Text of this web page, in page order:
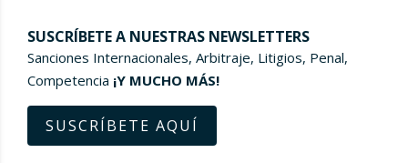
SUSCRÍBETE A NUESTRAS NEWSLETTERS
Sanciones Internacionales, Arbitraje, Litigios, Penal,
Competencia ¡Y MUCHO MÁS!
SUSCRÍBETE AQUÍ